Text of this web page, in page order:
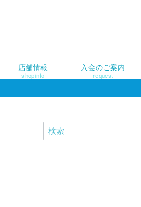
店舗情報
shopinfo
入会のご案内
request